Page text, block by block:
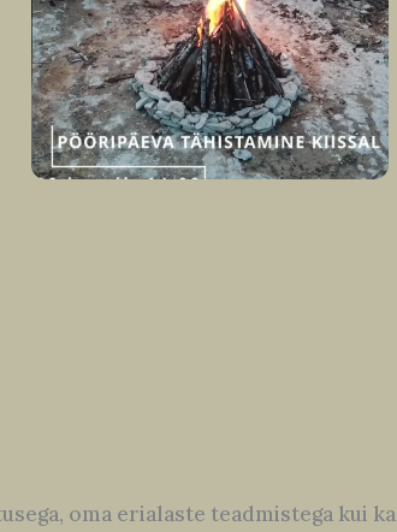
oma erialaste teadmistega kui ka